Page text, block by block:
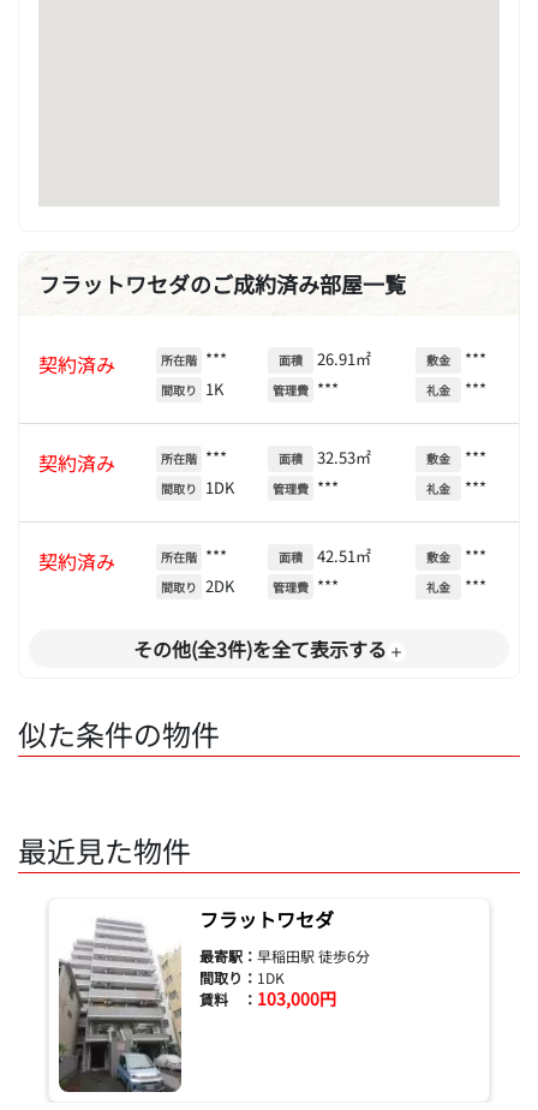
フラットワセダのご成約済み部屋一覧
契約済み 所在階 ***
間取り 1K
面積 26.91㎡
管理費 ***
敷金 ***
礼金 ***
契約済み 所在階 ***
間取り 1DK
面積 32.53㎡
管理費 ***
敷金 ***
礼金 ***
契約済み 所在階 ***
間取り 2DK
面積 42.51㎡
管理費 ***
敷金 ***
礼金 ***
その他(全3件)を全て表示する
似た条件の物件
最近見た物件
フラットワセダ
最寄駅： 早稲田駅 徒歩6分
間取り： 1DK
賃料 ： 103,000円